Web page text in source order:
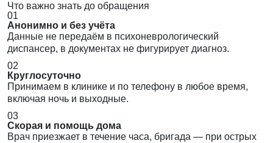
Что важно знать до обращения
01
Анонимно и без учёта
Данные не передаём в психоневрологический
диспансер, в документах не фигурирует диагноз.
02
Круглосуточно
Принимаем в клинике и по телефону в любое время,
включая ночь и выходные.
03
Скорая и помощь дома
Врач приезжает в течение часа, бригада — при острых